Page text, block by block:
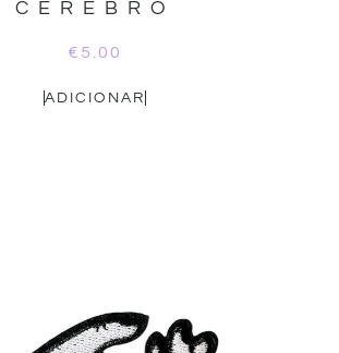
CÉREBRO
€ 5.00
ADICIONAR